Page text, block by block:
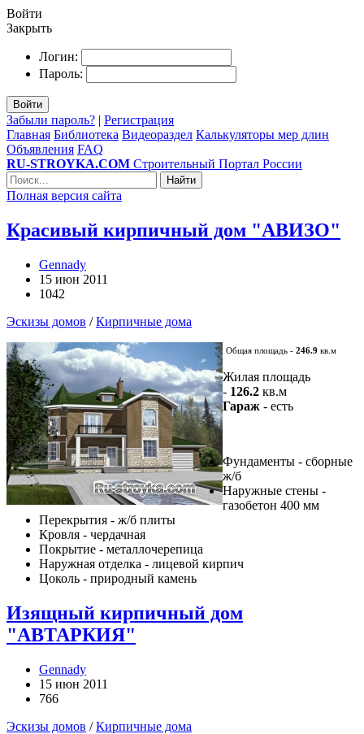
Войти
Закрыть
Логин:
Пароль:
Войти
Забыли пароль? | Регистрация
Главная Библиотека Видеораздел Калькуляторы мер длин
Объявления FAQ
RU-STROYKA.COM Строительный Портал России
Найти
Полная версия сайта
Красивый кирпичный дом "АВИЗО"
Gennady
15 июн 2011
1042
Эскизы домов /Кирпичные дома
Общая площадь - 246.9 кв.м
Жилая площадь
- 126.2 кв.м
Гараж - есть
Фундаменты - сборные
ж/б
Наружные стены -
газобетон 400 мм
Перекрытия - ж/б плиты
Кровля - чердачная
Покрытие - металлочерепица
Наружная отделка - лицевой кирпич
Цоколь - природный камень
Изящный кирпичный дом
"АВТАРКИЯ"
Gennady
15 июн 2011
766
Эскизы домов /Кирпичные дома